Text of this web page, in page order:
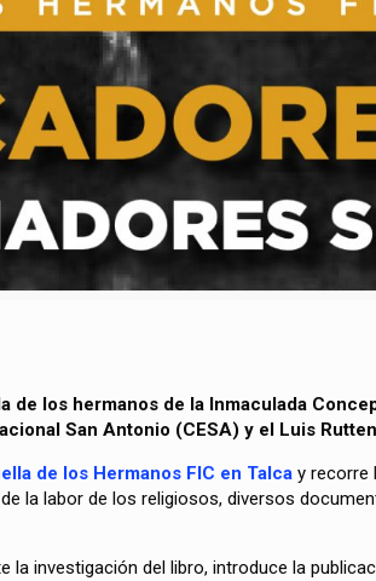
de los hermanos de la Inmaculada
San Antonio (CESA) y el Luis
de los Hermanos FIC en Talca y recorre
la labor de los religiosos, diversos
la investigación del libro, introduce la